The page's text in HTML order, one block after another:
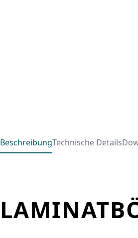
BeschreibungTechnische Details